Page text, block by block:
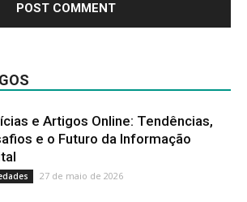
e Artigos Online: Tendências,
e o Futuro da Informação
27 de maio de 2026